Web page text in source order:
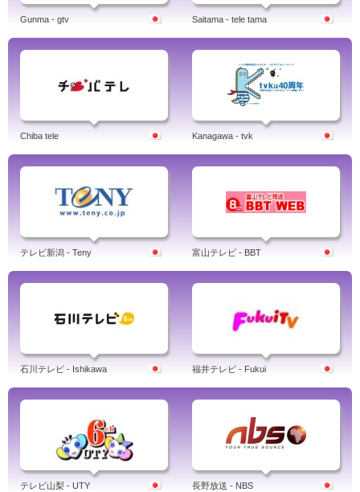
Gunma - gtv Saitama - tele tama
Chiba tele Kanagawa - tvk
テレビ新潟 - Teny 富山テレビ - BBT
石川テレビ - Ishikawa 福井テレビ - Fukui
テレビ山梨 - UTY 長野放送 - NBS